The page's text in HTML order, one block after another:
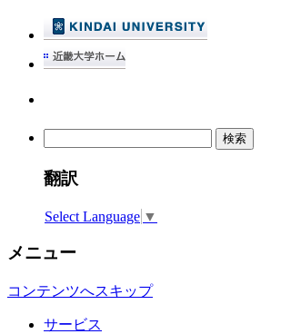
翻訳
Select Language ▼
メニュー
コンテンツへスキップ
サービス